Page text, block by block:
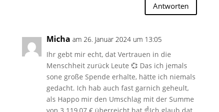
Antworten
Micha am 26. Januar 2024 um 13:05
Ihr gebt mir echt, dat Vertrauen in die
Menschheit zurück Leute 💞 Das ich jemals
sone große Spende erhalte, hätte ich niemals
gedacht. Ich hab auch fast garnich geheult,
als Happo mir den Umschlag mit der Summe